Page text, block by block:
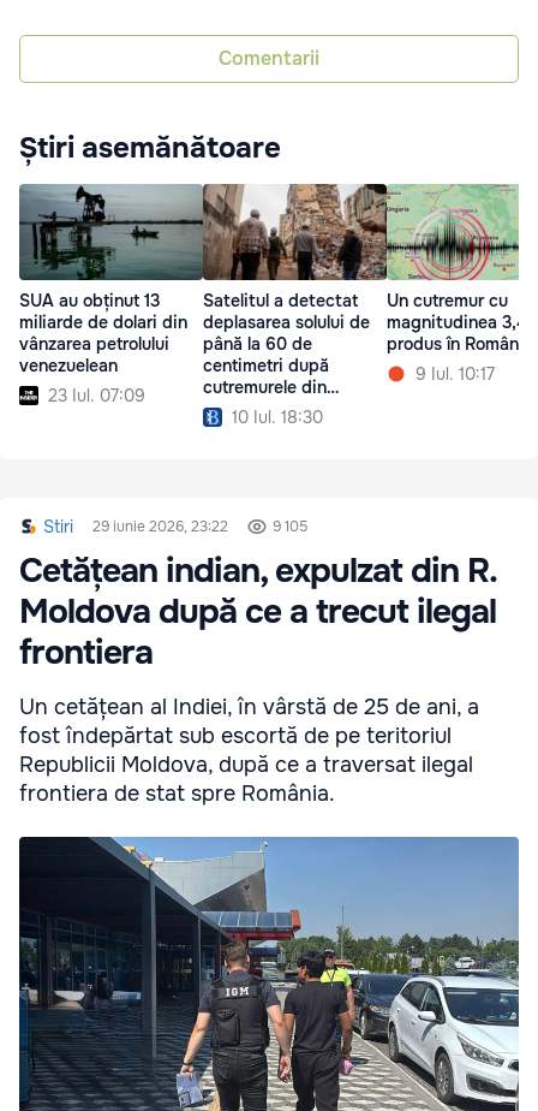
Comentarii
Știri asemănătoare
SUA au obținut 13
miliarde de dolari din
vânzarea petrolului
venezuelean
23 Iul. 07:09
Satelitul a detectat
deplasarea solului de
până la 60 de
centimetri după
cutremurele din
Venezuela
10 Iul. 18:30
Un cutremur cu
magnitudinea 3,4
produs în România
9 Iul. 10:17
Stiri 29 iunie 2026, 23:22 9 105
Cetățean indian, expulzat din R.
Moldova după ce a trecut ilegal
frontiera
Un cetățean al Indiei, în vârstă de 25 de ani, a
fost îndepărtat sub escortă de pe teritoriul
Republicii Moldova, după ce a traversat ilegal
frontiera de stat spre România.